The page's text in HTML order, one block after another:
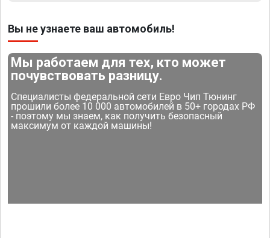
Вы не узнаете ваш автомобиль!
Мы работаем для тех, кто может
почувствовать разницу.
Специалисты федеральной сети Евро Чип Тюнинг
прошили более 10 000 автомобилей в 50+ городах РФ
- поэтому мы знаем, как получить безопасный
максимум от каждой машины!